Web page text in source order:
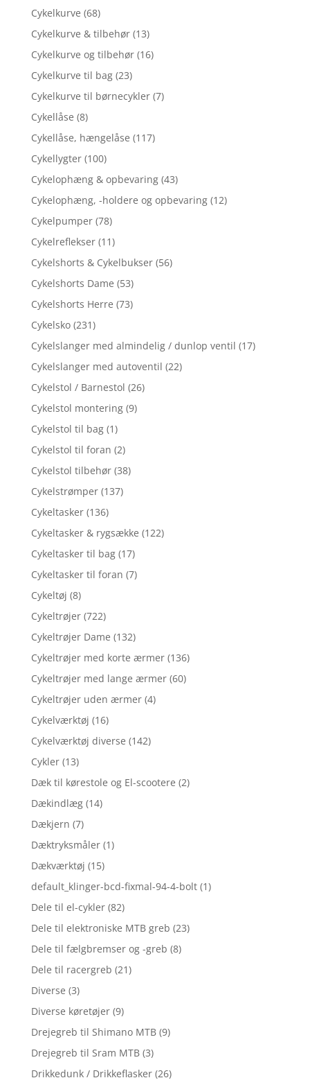
Cykelkurve (68)
Cykelkurve & tilbehør (13)
Cykelkurve og tilbehør (16)
Cykelkurve til bag (23)
Cykelkurve til børnecykler (7)
Cykellåse (8)
Cykellåse, hængelåse (117)
Cykellygter (100)
Cykelophæng & opbevaring (43)
Cykelophæng, -holdere og opbevaring (12)
Cykelpumper (78)
Cykelreflekser (11)
Cykelshorts & Cykelbukser (56)
Cykelshorts Dame (53)
Cykelshorts Herre (73)
Cykelsko (231)
Cykelslanger med almindelig / dunlop ventil (17)
Cykelslanger med autoventil (22)
Cykelstol / Barnestol (26)
Cykelstol montering (9)
Cykelstol til bag (1)
Cykelstol til foran (2)
Cykelstol tilbehør (38)
Cykelstrømper (137)
Cykeltasker (136)
Cykeltasker & rygsække (122)
Cykeltasker til bag (17)
Cykeltasker til foran (7)
Cykeltøj (8)
Cykeltrøjer (722)
Cykeltrøjer Dame (132)
Cykeltrøjer med korte ærmer (136)
Cykeltrøjer med lange ærmer (60)
Cykeltrøjer uden ærmer (4)
Cykelværktøj (16)
Cykelværktøj diverse (142)
Cykler (13)
Dæk til kørestole og El-scootere (2)
Dækindlæg (14)
Dækjern (7)
Dæktryksmåler (1)
Dækværktøj (15)
default_klinger-bcd-fixmal-94-4-bolt (1)
Dele til el-cykler (82)
Dele til elektroniske MTB greb (23)
Dele til fælgbremser og -greb (8)
Dele til racergreb (21)
Diverse (3)
Diverse køretøjer (9)
Drejegreb til Shimano MTB (9)
Drejegreb til Sram MTB (3)
Drikkedunk / Drikkeflasker (26)